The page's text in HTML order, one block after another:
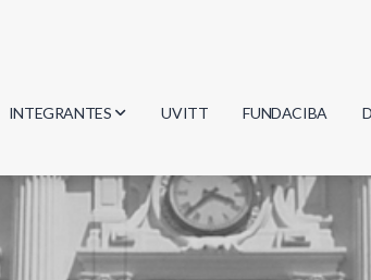
INTEGRANTES
Investigadores
Estudiantes
Egresados
UVITT FUNDACIBA